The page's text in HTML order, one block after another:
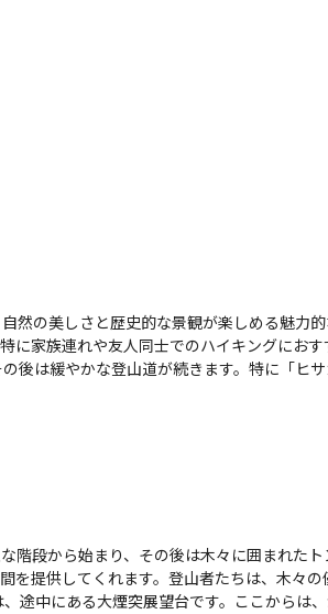
然の美しさと歴史的な景観が楽しめる魅力
に家族連れや友人同士でのハイキングにおす
「海を眺めながらのランチは最高」との感
ては、登山道の一部には急な登りがあり、
には比較的空いているため、ストレスなく
ながらの素晴らしい登山体験を提供してくれ
階段から始まり、その後は木々に囲まれた
を提供してくれます。登山者たちは、木々の